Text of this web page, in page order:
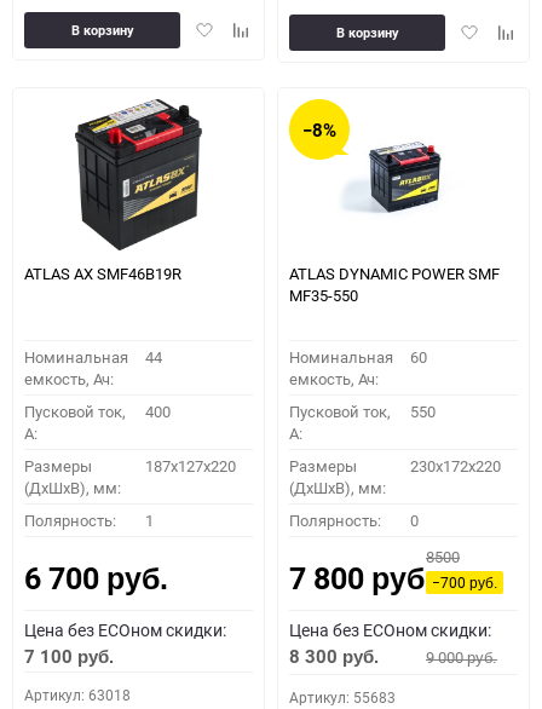
ДобавитьДобавить
В корзину
Добавить
В корзину
ATLAS AX SMF46B19R
Номинальная
емкость, Ач:
44
Пусковой ток,
A:
400
Размеры
(ДхШхВ), мм:
187x127x220
Полярность: 1
6 700 руб.
Цена без ECOном скидки:
7 100 руб.
Артикул: 63018
−8%
ATLAS DYNAMIC POWER SMF
MF35-550
Номинальная
емкость, Ач:
60
Пусковой ток,
A:
550
Размеры
(ДхШхВ), мм:
230x172x220
Полярность: 0
7 800 руб.
8500
−700руб.
Цена без ECOном скидки:
8 300 руб. 9 000руб.
Артикул: 55683